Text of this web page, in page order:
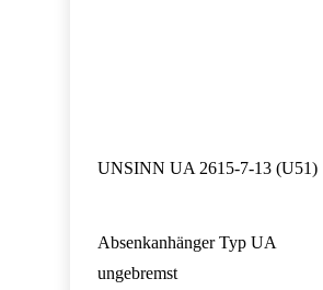
UNSINN UA 2615-7-13 (U51)
Absenkanhänger Typ UA
ungebremst